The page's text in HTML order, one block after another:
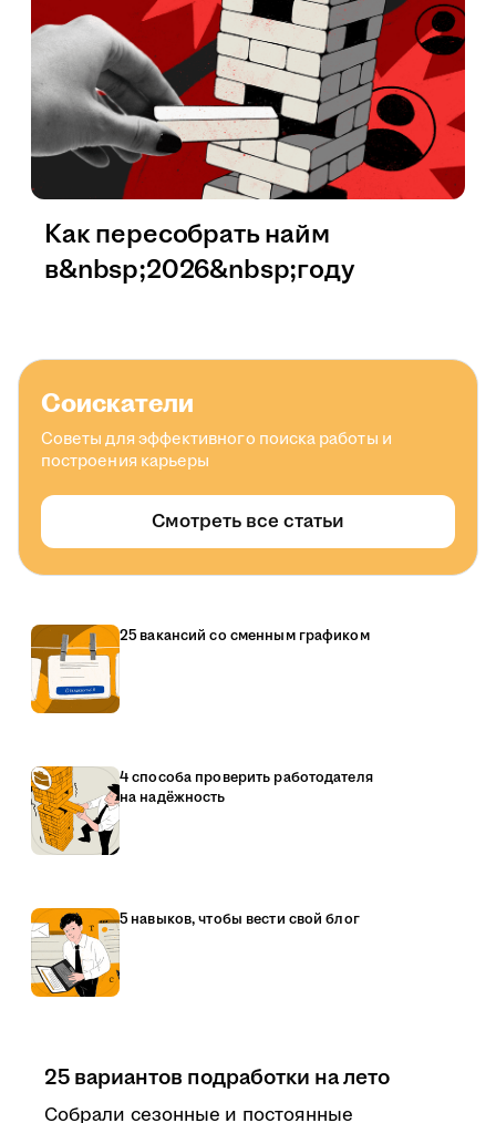
Как пересобрать найм
в&nbsp;2026&nbsp;году
Соискатели
Советы для эффективного поиска работы и
построения карьеры
Смотреть все статьи
25 вакансий со сменным графиком
4 способа проверить работодателя
на надёжность
5 навыков, чтобы вести свой блог
25 вариантов подработки на лето
Собрали сезонные и постоянные